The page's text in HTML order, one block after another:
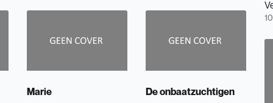
Marie De onbaatzuchtigen